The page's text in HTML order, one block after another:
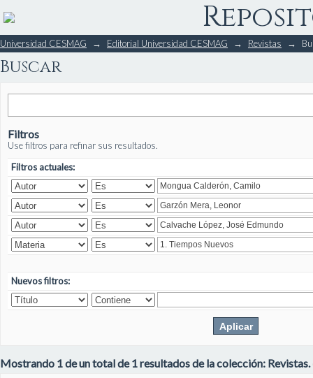
Buscar
Universidad CESMAG → Editorial Universidad CESMAG → Revistas →
Buscar
Filtros
Use filtros para refinar sus resultados.
Filtros actuales:
Nuevos filtros:
Mostrando 1 de un total de 1 resultados de la colección: Revistas.